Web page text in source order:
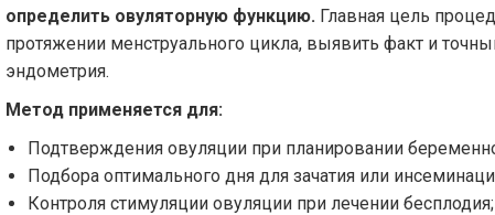
определить овуляторную функцию. Главная цель
протяжении менструального цикла, выявить факт и
эндометрия.
Метод применяется для:
Подтверждения овуляции при планировании
Подбора оптимального дня для зачатия или
Контроля стимуляции овуляции при лечении бесплодия;